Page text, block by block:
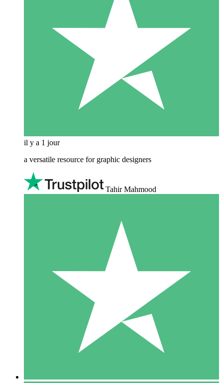
il y a 1 jour
a versatile resource for graphic designers
Tahir Mahmood